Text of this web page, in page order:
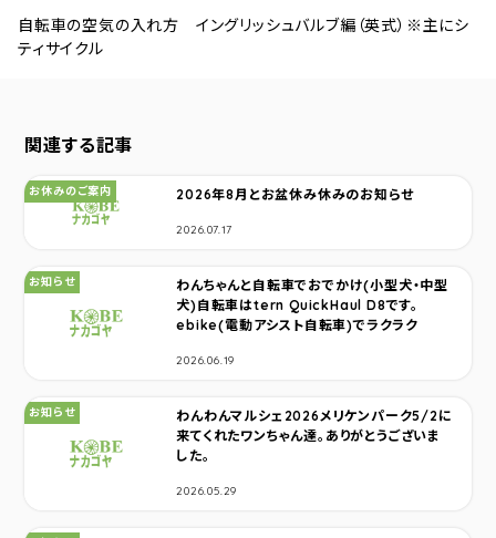
自転車の空気の入れ方 イングリッシュバルブ編（英式）※主にシ
ティサイクル
関連する記事
2026年8月とお盆休み休みのお知らせ
カテゴリ：
お休みのご案内
2026.07.17
わんちゃんと自転車でおでかけ(小型犬・中型
犬)自転車はtern QuickHaul D8です。
ebike(電動アシスト自転車)でラクラク
カテゴリ：
お知らせ
2026.06.19
わんわんマルシェ2026メリケンパーク5/2に
来てくれたワンちゃん達。ありがとうございま
した。
カテゴリ：
お知らせ
2026.05.29